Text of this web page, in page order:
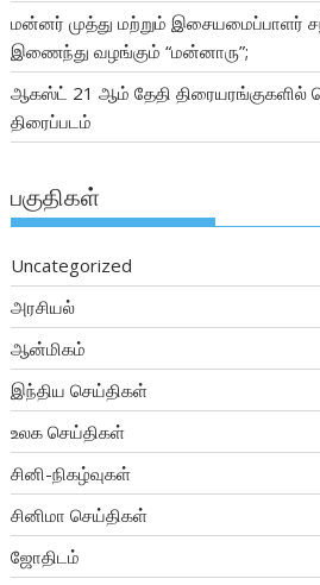
மன்னர் முத்து மற்றும்
இணைந்து வழங்கும் “மன்னாரு”;
ஆகஸ்ட் 21 ஆம் தேதி திரையரங்குகளில்
திரைப்படம்
பகுதிகள்
Uncategorized
அரசியல்
ஆன்மிகம்
இந்திய செய்திகள்
உலக செய்திகள்
சினி-நிகழ்வுகள்
சினிமா செய்திகள்
ஜோதிடம்